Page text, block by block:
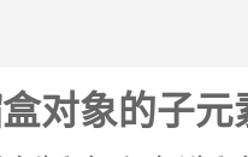
对象的子